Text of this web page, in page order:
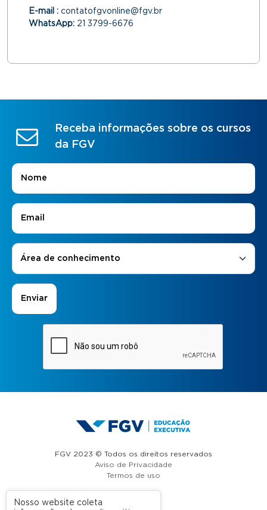
E-mail : contatofgvonline@fgv.br
WhatsApp: 21 3799-6676
Receba informações sobre os cursos
da FGV
Nome
E-mail
Áreas de Interesse
Área de conhecimento
FGV 2023 © Todos os direitos reservados
Aviso de Privacidade
Termos de uso
Nosso website coleta